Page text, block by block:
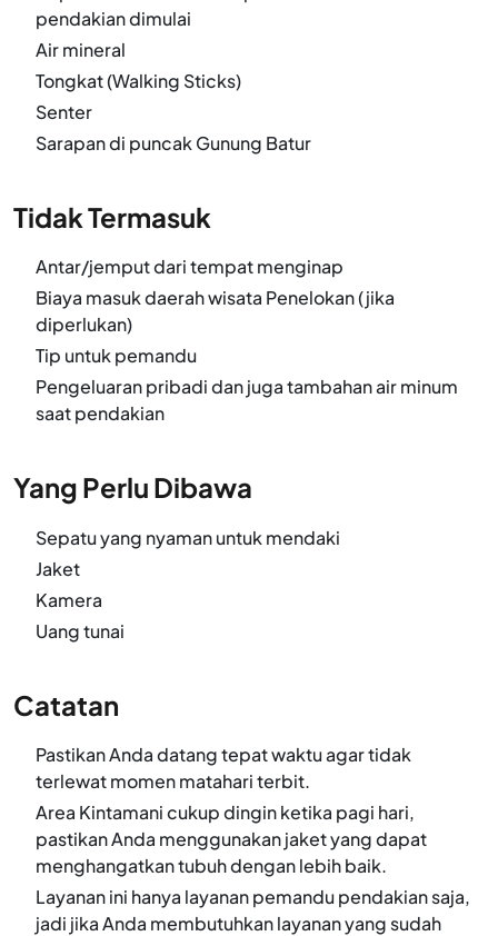
pendakian dimulai
Air mineral
Tongkat (Walking Sticks)
Senter
Sarapan di puncak Gunung Batur
Tidak Termasuk
Antar/jemput dari tempat menginap
Biaya masuk daerah wisata Penelokan (jika
diperlukan)
Tip untuk pemandu
Pengeluaran pribadi dan juga tambahan air minum
saat pendakian
Yang Perlu Dibawa
Sepatu yang nyaman untuk mendaki
Jaket
Kamera
Uang tunai
Catatan
Pastikan Anda datang tepat waktu agar tidak
terlewat momen matahari terbit.
Area Kintamani cukup dingin ketika pagi hari,
pastikan Anda menggunakan jaket yang dapat
menghangatkan tubuh dengan lebih baik.
Layanan ini hanya layanan pemandu pendakian saja,
jadi jika Anda membutuhkan layanan yang sudah